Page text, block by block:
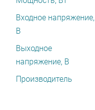
Входное напряжение,
В
Выходное
напряжение, В
Производитель